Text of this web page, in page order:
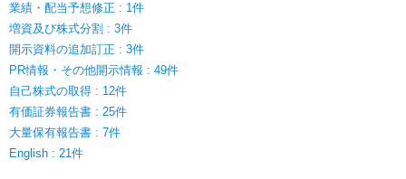
業績・配当予想修正 : 1件
増資及び株式分割 : 3件
開示資料の追加訂正 : 3件
PR情報・その他開示情報 : 49件
自己株式の取得 : 12件
有価証券報告書 : 25件
大量保有報告書 : 7件
English : 21件